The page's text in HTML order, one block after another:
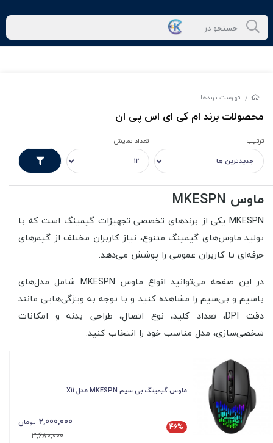
/ فهرست برندها
محصولات برند ام کی ای اس پی ان
ترتیب تعداد نمایش
ماوس MKESPN
MKESPN یکی از برندهای تخصصی تجهیزات گیمینگ است که با
تولید ماوس‌های گیمینگ متنوع، نیاز کاربران مختلف از گیمرهای
حرفه‌ای تا کاربران عمومی را پوشش می‌دهد.
در این صفحه می‌توانید انواع ماوس MKESPN شامل مدل‌های
باسیم و بی‌سیم را مشاهده کنید و با توجه به ویژگی‌هایی مانند
دقت DPI، تعداد کلید، نوع اتصال، طراحی بدنه و امکانات
شخصی‌سازی، مدل مناسب خود را انتخاب کنید.
ماوس گیمینگ بی سیم MKESPN مدل X11
46%
2,000,000 تومان
3,680,000